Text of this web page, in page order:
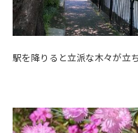
駅を降りると立派な木々が立